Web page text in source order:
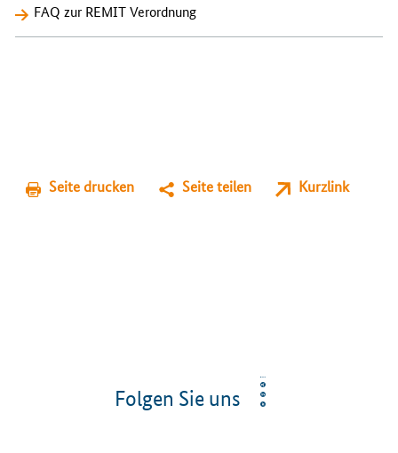
FAQ zur REMIT Verordnung
Seite drucken Seite teilen Kurzlink
Folgen Sie uns